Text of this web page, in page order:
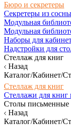
Бюро и секретеры
Секретеры из сосны
Модульная
Модульная
Наборы для
Надстройки для
Стеллаж для книг
Назад
Каталог/Кабинет/
Стеллаж для книг
Стеллажи для книг
Столы
Назад
Каталог/Кабинет/